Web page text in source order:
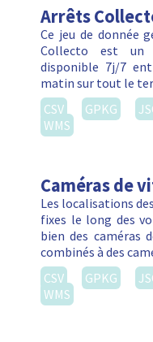
Arrêts
Ce jeu de donnée
Collecto est un
disponible 7j/7
matin sur tout le
CSV
GPKG
WMS
Caméras de
Les localisations
fixes le long des
bien des caméras
combinés à des
CSV
GPKG
WMS